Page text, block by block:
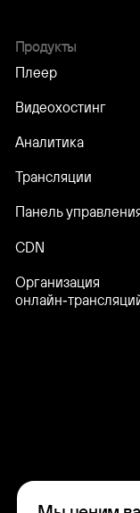
Продукты
Плеер
Видеохостинг
Аналитика
Трансляции
Панель
CDN
Организация